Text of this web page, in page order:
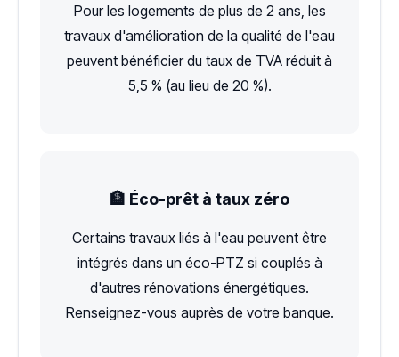
Pour les logements de plus de 2 ans, les
travaux d'amélioration de la qualité de l'eau
peuvent bénéficier du taux de TVA réduit à
5,5 % (au lieu de 20 %).
🏦 Éco-prêt à taux zéro
Certains travaux liés à l'eau peuvent être
intégrés dans un éco-PTZ si couplés à
d'autres rénovations énergétiques.
Renseignez-vous auprès de votre banque.